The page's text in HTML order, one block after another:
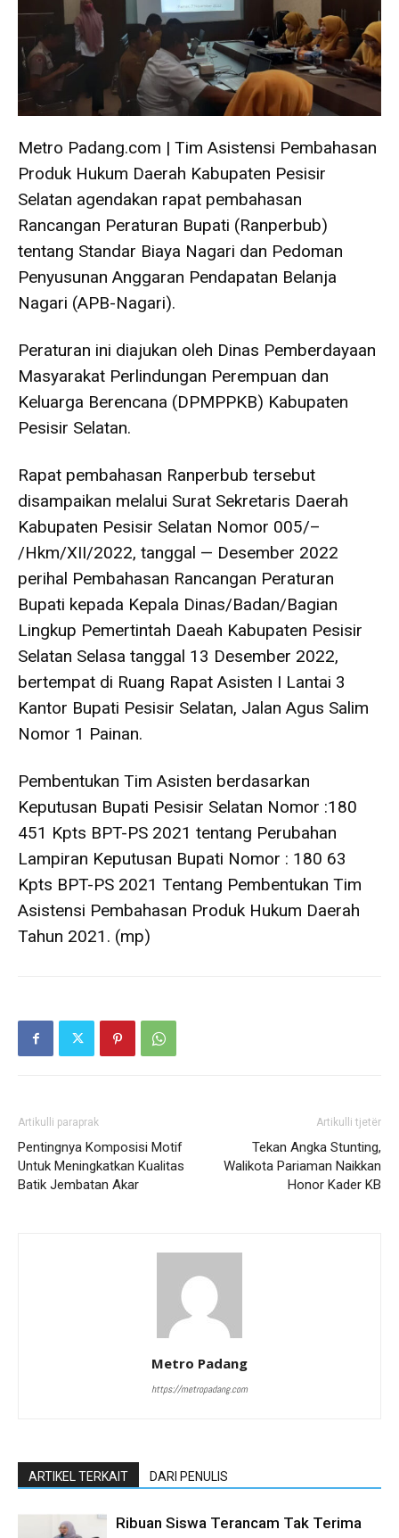
Metro Padang.com | Tim Asistensi Pembahasan
Produk Hukum Daerah Kabupaten Pesisir
Selatan agendakan rapat pembahasan
Rancangan Peraturan Bupati (Ranperbub)
tentang Standar Biaya Nagari dan Pedoman
Penyusunan Anggaran Pendapatan Belanja
Nagari (APB-Nagari).
Peraturan ini diajukan oleh Dinas Pemberdayaan
Masyarakat Perlindungan Perempuan dan
Keluarga Berencana (DPMPPKB) Kabupaten
Pesisir Selatan.
Rapat pembahasan Ranperbub tersebut
disampaikan melalui Surat Sekretaris Daerah
Kabupaten Pesisir Selatan Nomor 005/–
/Hkm/XII/2022, tanggal — Desember 2022
perihal Pembahasan Rancangan Peraturan
Bupati kepada Kepala Dinas/Badan/Bagian
Lingkup Pemertintah Daeah Kabupaten Pesisir
Selatan Selasa tanggal 13 Desember 2022,
bertempat di Ruang Rapat Asisten I Lantai 3
Kantor Bupati Pesisir Selatan, Jalan Agus Salim
Nomor 1 Painan.
Pembentukan Tim Asisten berdasarkan
Keputusan Bupati Pesisir Selatan Nomor :180
451 Kpts BPT-PS 2021 tentang Perubahan
Lampiran Keputusan Bupati Nomor : 180 63
Kpts BPT-PS 2021 Tentang Pembentukan Tim
Asistensi Pembahasan Produk Hukum Daerah
Tahun 2021. (mp)
Artikulli paraprak
Pentingnya Komposisi Motif
Untuk Meningkatkan Kualitas
Batik Jembatan Akar
Artikulli tjetër
Tekan Angka Stunting,
Walikota Pariaman Naikkan
Honor Kader KB
Metro Padang
https://metropadang.com
ARTIKEL TERKAIT DARI PENULIS
Ribuan Siswa Terancam Tak Terima